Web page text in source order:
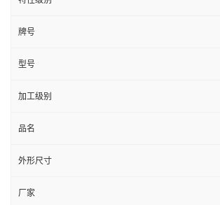
牌号
型号
加工级别
品名
外形尺寸
厂家